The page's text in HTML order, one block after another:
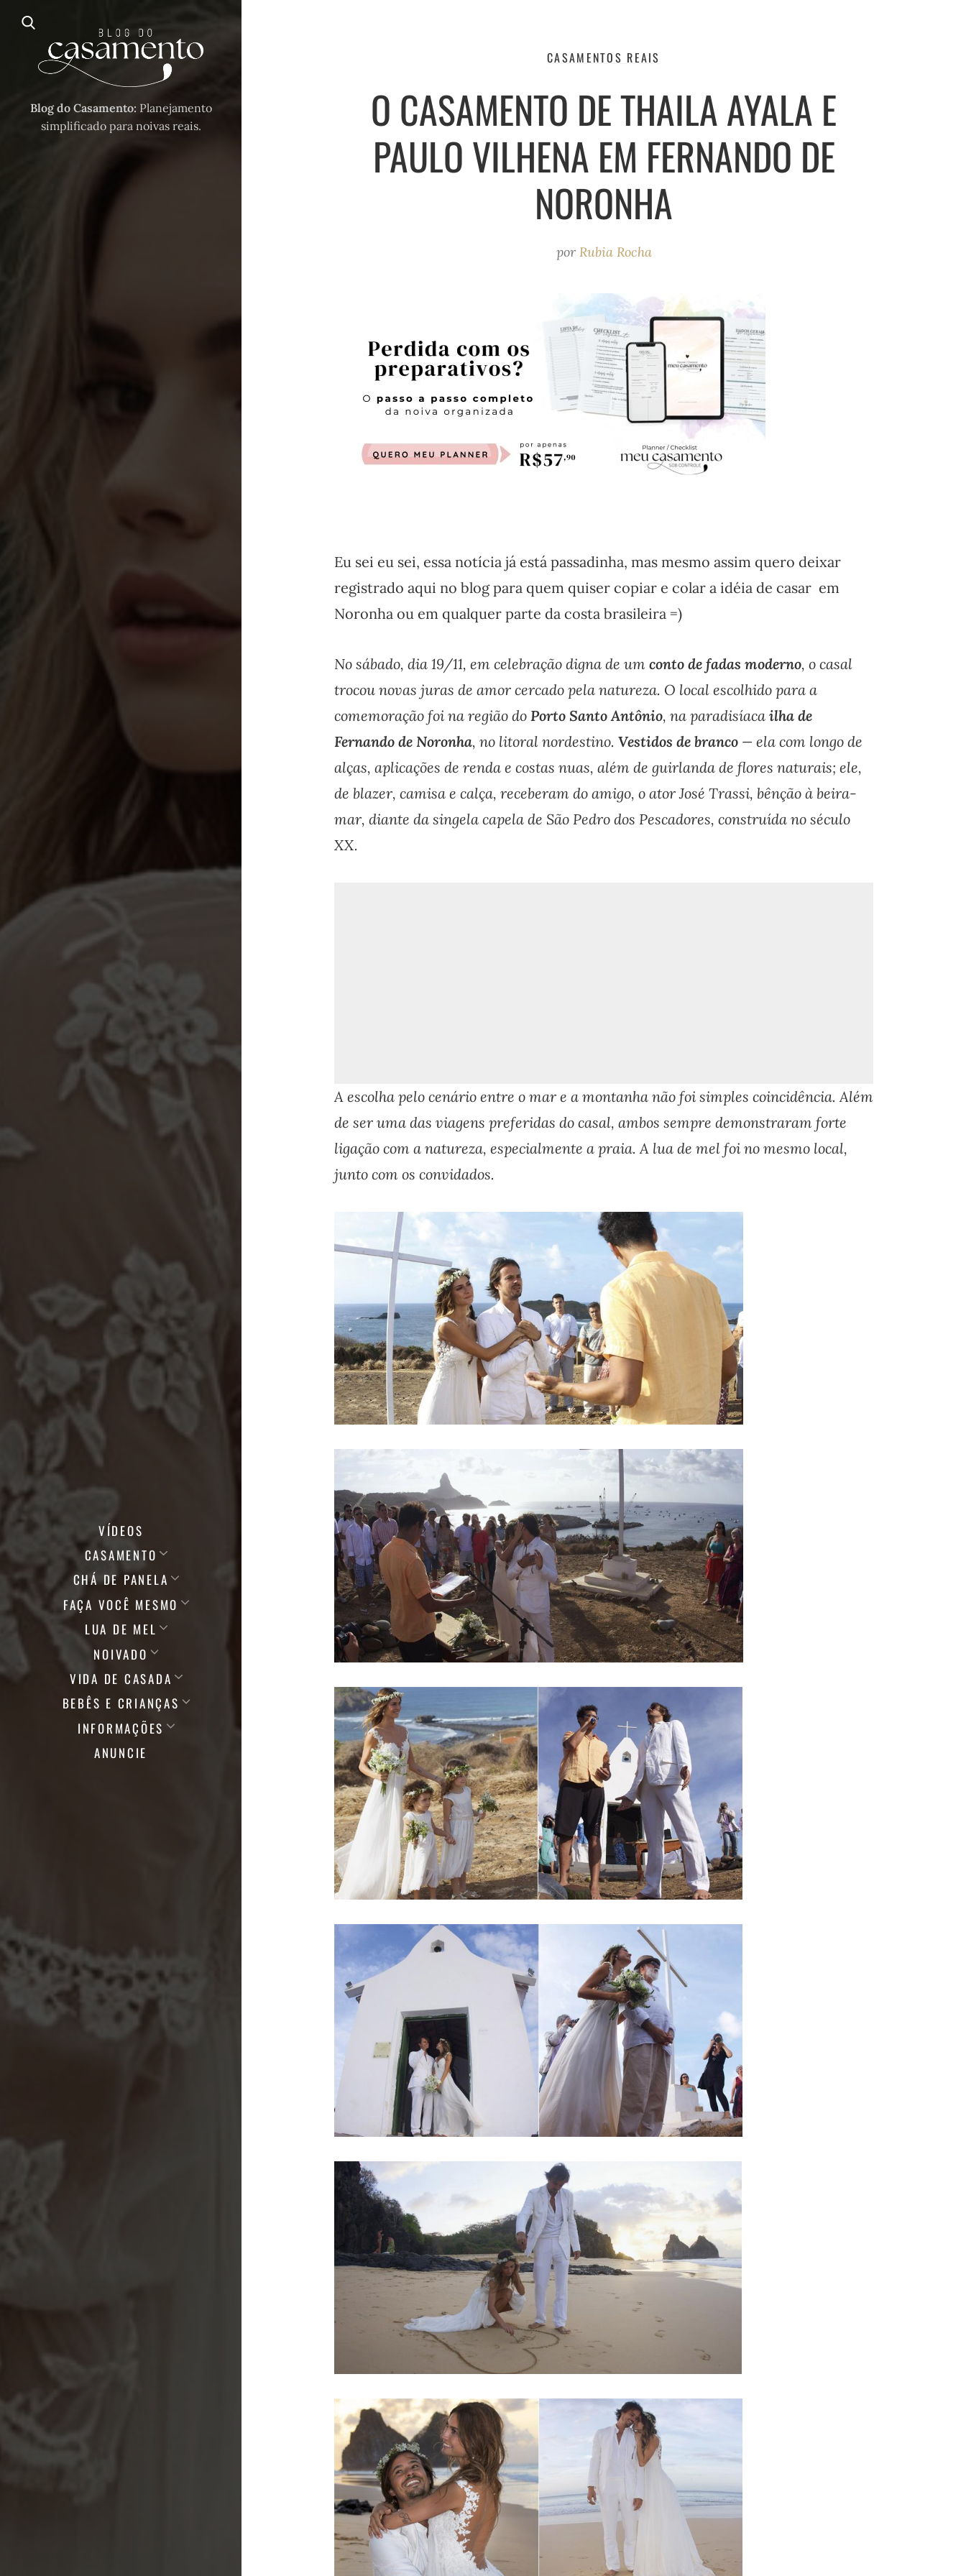
Blog do Casamento: Planejamento
simplificado para noivas reais.
VÍDEOS
CASAMENTO
CHÁ DE PANELA
FAÇA VOCÊ MESMO
LUA DE MEL
NOIVADO
VIDA DE CASADA
BEBÊS E CRIANÇAS
INFORMAÇÕES
ANUNCIE
CASAMENTOS REAIS
O CASAMENTO DE THAILA AYALA E
PAULO VILHENA EM FERNANDO DE
NORONHA
por Rubia Rocha
Eu sei eu sei, essa notícia já está passadinha, mas mesmo assim quero deixar
registrado aqui no blog para quem quiser copiar e colar a idéia de casar em
Noronha ou em qualquer parte da costa brasileira =)
No sábado, dia 19/11, em celebração digna de um conto de fadas moderno, o casal
trocou novas juras de amor cercado pela natureza. O local escolhido para a
comemoração foi na região do Porto Santo Antônio, na paradisíaca ilha de
Fernando de Noronha, no litoral nordestino. Vestidos de branco — ela com longo de
alças, aplicações de renda e costas nuas, além de guirlanda de flores naturais; ele,
de blazer, camisa e calça, receberam do amigo, o ator José Trassi, bênção à beira-
mar, diante da singela capela de São Pedro dos Pescadores, construída no século
XX.
A escolha pelo cenário entre o mar e a montanha não foi simples coincidência. Além
de ser uma das viagens preferidas do casal, ambos sempre demonstraram forte
ligação com a natureza, especialmente a praia. A lua de mel foi no mesmo local,
junto com os convidados.